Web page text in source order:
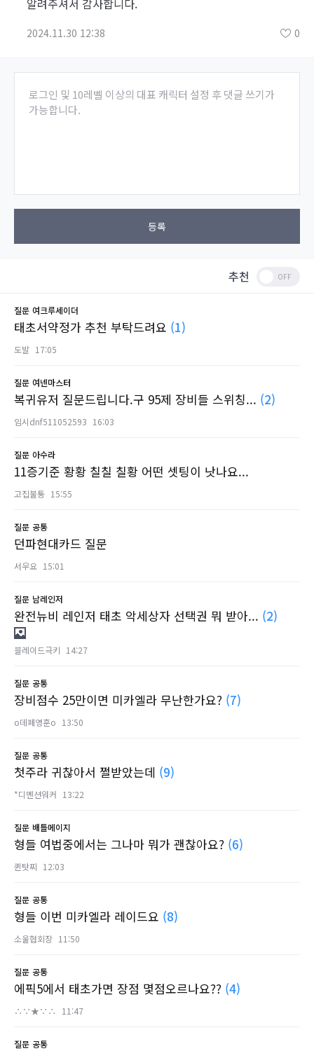
알려주셔서 감사합니다.
2024.11.30 12:38 0
로그인 및 10레벨 이상의 대표 캐릭터 설정 후 댓글 쓰기가
가능합니다.
등록
추천
질문 여크루세이더
태초서약정가 추천 부탁드려요 (1)
도발 17:05
질문 여넨마스터
복귀유저 질문드립니다.구 95제 장비들 스위칭... (2)
임시dnf511052593 16:03
질문 아수라
11증기준 황황 칠칠 칠황 어떤 셋팅이 낫나요...
고집불통 15:55
질문 공통
던파현대카드 질문
서우요 15:01
질문 남레인저
완전뉴비 레인저 태초 악세상자 선택권 뭐 받아... (2)
블레이드극키 14:27
질문 공통
장비점수 25만이면 미카엘라 무난한가요? (7)
o데페영훈o 13:50
질문 공통
첫주라 귀찮아서 쩔받았는데 (9)
*디멘션워커 13:22
질문 배틀메이지
형들 여법중에서는 그나마 뭐가 괜찮아요? (6)
퀸탓찌 12:03
질문 공통
형들 이번 미카엘라 레이드요 (8)
소울협회장 11:50
질문 공통
에픽5에서 태초가면 장점 몇점오르나요?? (4)
∴∵★∵∴ 11:47
질문 공통